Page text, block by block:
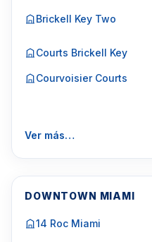
Brickell Key Two
Courts Brickell Key
Courvoisier Courts
Ver más…
DOWNTOWN MIAMI
14 Roc Miami